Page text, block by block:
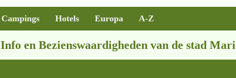
Campings Hotels Europa A-Z
Info en Bezienswaardigheden van de stad